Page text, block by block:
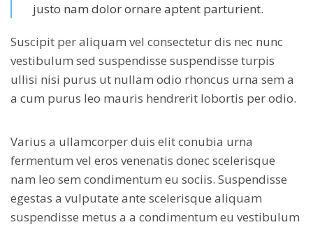
justo nam dolor ornare aptent parturient.
Suscipit per aliquam vel consectetur dis nec nunc
vestibulum sed suspendisse suspendisse turpis
ullisi nisi purus ut nullam odio rhoncus urna sem a
a cum purus leo mauris hendrerit lobortis per odio.
Varius a ullamcorper duis elit conubia urna
fermentum vel eros venenatis donec scelerisque
nam leo sem condimentum eu sociis. Suspendisse
egestas a vulputate ante scelerisque aliquam
suspendisse metus a a condimentum eu vestibulum